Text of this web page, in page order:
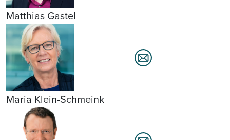
Matthias Gastel
Maria Klein-Schmeink